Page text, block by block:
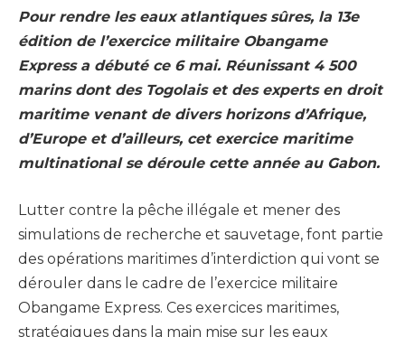
Pour rendre les eaux atlantiques sûres, la 13e
édition de l’exercice militaire Obangame
Express a débuté ce 6 mai. Réunissant 4 500
marins dont des Togolais et des experts en droit
maritime venant de divers horizons d’Afrique,
d’Europe et d’ailleurs, cet exercice maritime
multinational se déroule cette année au Gabon.
Lutter contre la pêche illégale et mener des
simulations de recherche et sauvetage, font partie
des opérations maritimes d’interdiction qui vont se
dérouler dans le cadre de l’exercice militaire
Obangame Express. Ces exercices maritimes,
stratégiques dans la main mise sur les eaux